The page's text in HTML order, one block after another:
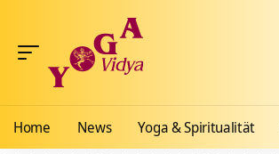
Home News Yoga & Spiritualität